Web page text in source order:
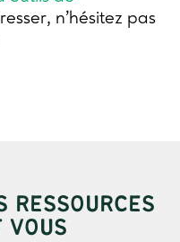
n'hésitez pas
RESSOURCES
VOUS